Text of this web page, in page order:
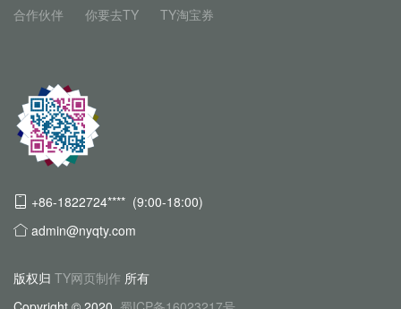
合作伙伴 你要去TY TY淘宝券
+86-1822724**** (9:00-18:00)
admin@nyqty.com
版权归 TY网页制作 所有